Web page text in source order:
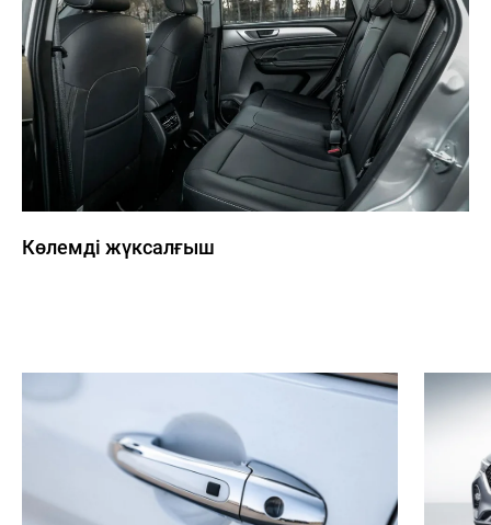
Көлемді жүксалғыш